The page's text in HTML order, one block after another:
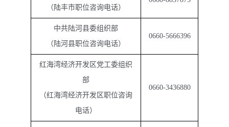
（陆丰市职位咨询电话）
中共陆河县委组织部
（陆河县职位咨询电话）
0660-5666396
红海湾经济开发区党工委组织
部
（红海湾经济开发区职位咨询
电话）
0660-3436880